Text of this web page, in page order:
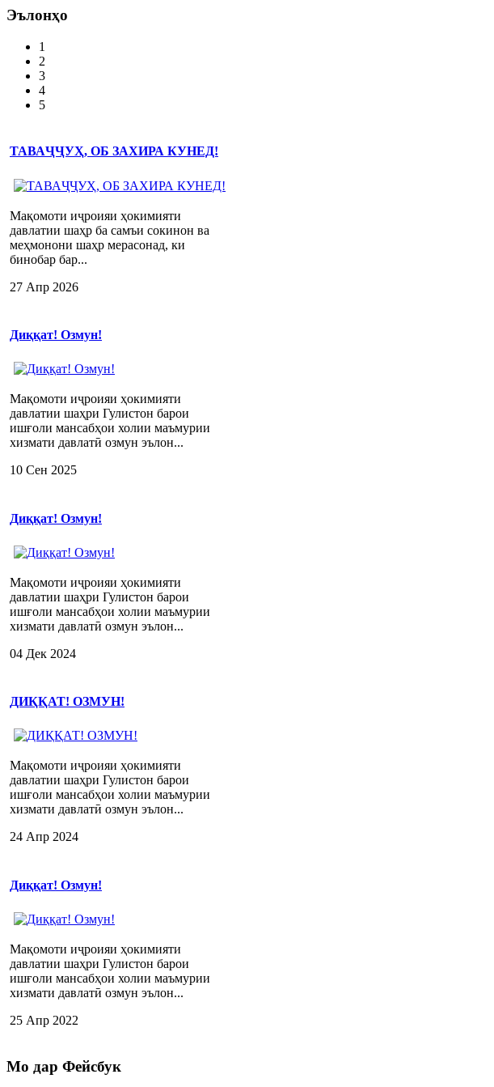
Эълонҳо
1
2
3
4
5
ТАВАҶҶУҲ, ОБ ЗАХИРА КУНЕД!
Мақомоти иҷроияи ҳокимияти
давлатии шаҳр ба самъи сокинон ва
меҳмонони шаҳр мерасонад, ки
бинобар бар...
27 Апр 2026
Диққат! Озмун!
Мақомоти иҷроияи ҳокимияти
давлатии шаҳри Гулистон барои
ишғоли мансабҳои холии маъмурии
хизмати давлатӣ озмун эълон...
10 Сен 2025
Диққат! Озмун!
Мақомоти иҷроияи ҳокимияти
давлатии шаҳри Гулистон барои
ишғоли мансабҳои холии маъмурии
хизмати давлатӣ озмун эълон...
04 Дек 2024
ДИҚҚАТ! ОЗМУН!
Мақомоти иҷроияи ҳокимияти
давлатии шаҳри Гулистон барои
ишғоли мансабҳои холии маъмурии
хизмати давлатӣ озмун эълон...
24 Апр 2024
Диққат! Озмун!
Мақомоти иҷроияи ҳокимияти
давлатии шаҳри Гулистон барои
ишғоли мансабҳои холии маъмурии
хизмати давлатӣ озмун эълон...
25 Апр 2022
Мо дар Фейсбук